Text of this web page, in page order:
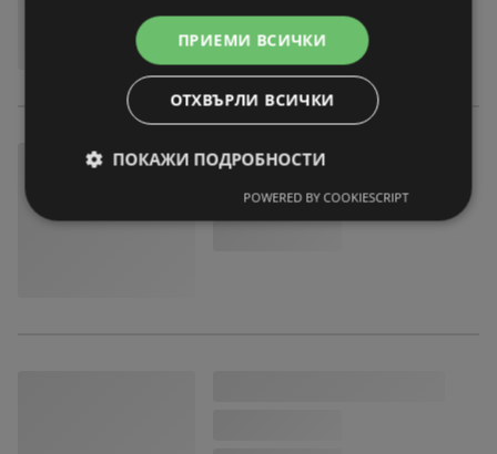
ПРИЕМИ ВСИЧКИ
ОТХВЪРЛИ ВСИЧКИ
ПОКАЖИ ПОДРОБНОСТИ
POWERED BY COOKIESCRIPT